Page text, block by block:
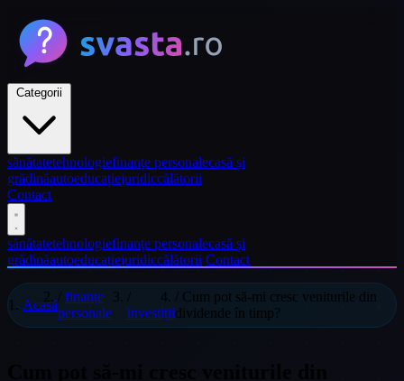
sănătatetehnologiefinanțe personalecasă și
grădinăautoeducațiejuridiccălătorii
Contact
sănătatetehnologiefinanțe personalecasă și
grădinăautoeducațiejuridiccălătorii Contact
Acasă
finanțe
personale
/
investiții
/ Cum pot să-mi cresc veniturile din
dividende în timp?